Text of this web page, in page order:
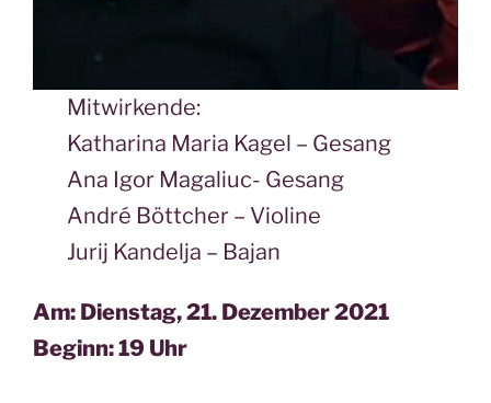
Mitwirkende:
Katharina Maria Kagel – Gesang
Ana Igor Magaliuc- Gesang
André Böttcher – Violine
Jurij Kandelja – Bajan
Am: Dienstag, 21. Dezember 2021
Beginn: 19 Uhr